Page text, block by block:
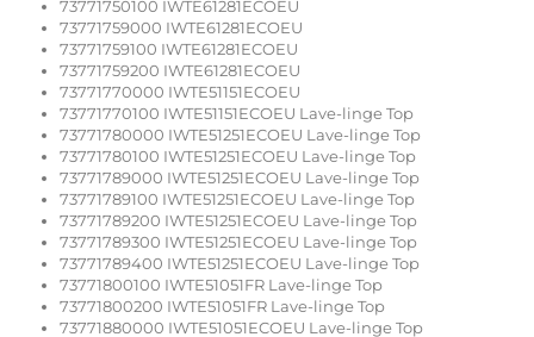
73771750100 IWTE61281ECOEU
73771759000 IWTE61281ECOEU
73771759100 IWTE61281ECOEU
73771759200 IWTE61281ECOEU
73771770000 IWTE51151ECOEU
73771770100 IWTE51151ECOEU Lave-linge Top
73771780000 IWTE51251ECOEU Lave-linge Top
73771780100 IWTE51251ECOEU Lave-linge Top
73771789000 IWTE51251ECOEU Lave-linge Top
73771789100 IWTE51251ECOEU Lave-linge Top
73771789200 IWTE51251ECOEU Lave-linge Top
73771789300 IWTE51251ECOEU Lave-linge Top
73771789400 IWTE51251ECOEU Lave-linge Top
73771800100 IWTE51051FR Lave-linge Top
73771800200 IWTE51051FR Lave-linge Top
73771880000 IWTE51051ECOEU Lave-linge Top